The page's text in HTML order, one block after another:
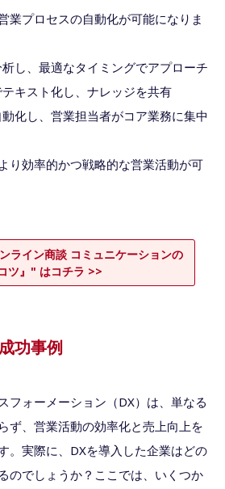
業プロセスの自動化が可能になりま
し、最適なタイミングでアプローチ
キスト化し、ナレッジを共有
化し、営業担当者がコア業務に集中
り効率的かつ戦略的な営業活動が可
ライン商談 コミュニケーションの
コツ』" はコチラ >>
功事例
フォーメーション（DX）は、単なる
ず、営業活動の効率化と売上向上を
。実際に、DXを導入した企業はどの
のでしょうか？ここでは、いくつか